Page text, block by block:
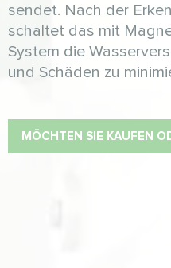
sendet. Nach der
schaltet das mit
System die
und Schäden zu
MÖCHTEN SIE KAUFEN